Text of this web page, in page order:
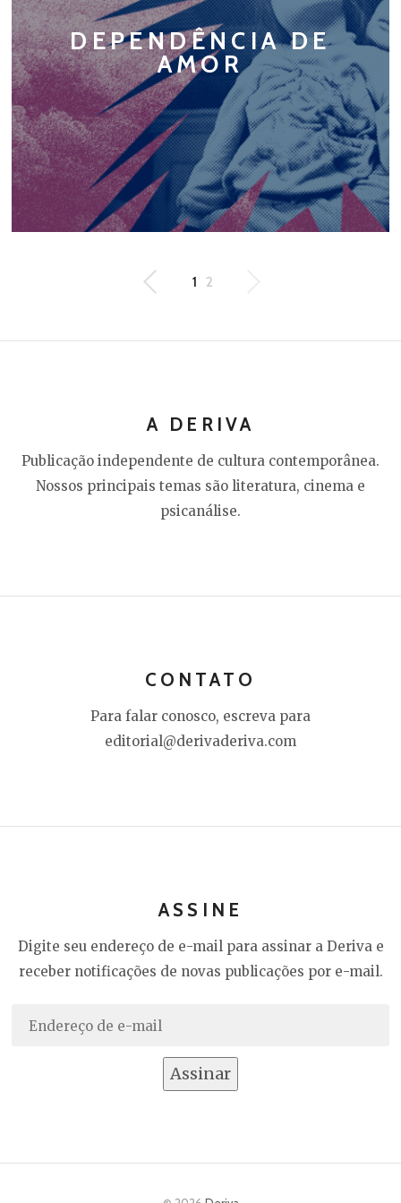
DEPENDÊNCIA DE
AMOR
1 2
A DERIVA
Publicação independente de cultura contemporânea.
Nossos principais temas são literatura, cinema e
psicanálise.
CONTATO
Para falar conosco, escreva para
editorial@derivaderiva.com
ASSINE
Digite seu endereço de e-mail para assinar a Deriva e
receber notificações de novas publicações por e-mail.
Endereço
Assinar